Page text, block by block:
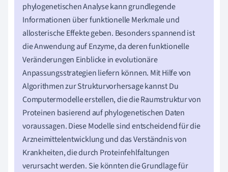
phylogenetischen Analyse kann grundlegende
Informationen über funktionelle Merkmale und
allosterische Effekte geben. Besonders spannend ist
die Anwendung auf Enzyme, da deren funktionelle
Veränderungen Einblicke in evolutionäre
Anpassungsstrategien liefern können. Mit Hilfe von
Algorithmen zur Strukturvorhersage kannst Du
Computermodelle erstellen, die die Raumstruktur von
Proteinen basierend auf phylogenetischen Daten
voraussagen. Diese Modelle sind entscheidend für die
Arzneimittelentwicklung und das Verständnis von
Krankheiten, die durch Proteinfehlfaltungen
verursacht werden. Sie könnten die Grundlage für